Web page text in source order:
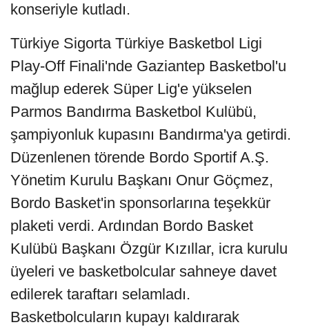
konseriyle kutladı.
Türkiye Sigorta Türkiye Basketbol Ligi
Play-Off Finali'nde Gaziantep Basketbol'u
mağlup ederek Süper Lig'e yükselen
Parmos Bandırma Basketbol Kulübü,
şampiyonluk kupasını Bandırma'ya getirdi.
Düzenlenen törende Bordo Sportif A.Ş.
Yönetim Kurulu Başkanı Onur Göçmez,
Bordo Basket'in sponsorlarına teşekkür
plaketi verdi. Ardından Bordo Basket
Kulübü Başkanı Özgür Kızıllar, icra kurulu
üyeleri ve basketbolcular sahneye davet
edilerek taraftarı selamladı.
Basketbolcuların kupayı kaldırarak